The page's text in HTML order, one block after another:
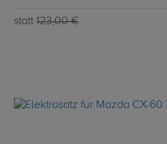
statt 123,00 €